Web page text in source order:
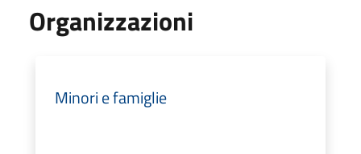
Organizzazioni
Minori e famiglie